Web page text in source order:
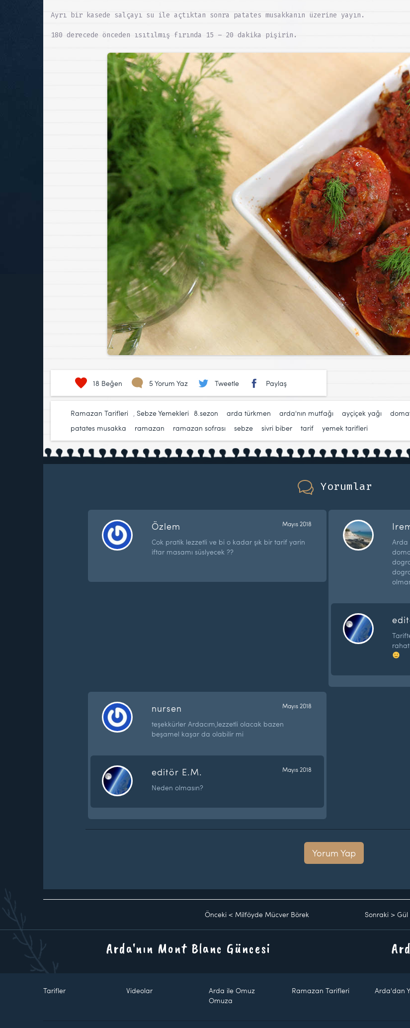
Ayrı bir kasede salçayı su ile açtıktan sonra patates musakkanın üzerine yayın.
180 derecede önceden ısıtılmış fırında 15 – 20 dakika pişirin.
18 Beğen 5 Yorum Yaz Tweetle Paylaş
Ramazan Tarifleri , Sebze Yemekleri 8.sezon arda türkmen arda'nın mutfağı ayçiçek yağı
patates musakka
ramazan ramazan sofrası sebze sivri biber tarif yemek tarifleri
Yorumlar
Özlem Mayıs 2018
Cok pratik lezzetli ve bi o kadar şık bir tarif yarin
iftar masamı süslyecek ??
Arda
rahat
nursen Mayıs 2018
teşekkürler Ardacım,lezzetli olacak bazen
beşamel kaşar da olabilir mi
editör E.M. Mayıs 2018
Neden olmasın?
Yorum Yap
Önceki < Milföyde Mücver Börek Sonraki > Gül
Arda'nın Mont Blanc Güncesi
Tarifler Videolar
Arda ile Omuz
Omuza
Ramazan Tarifleri Arda'dan